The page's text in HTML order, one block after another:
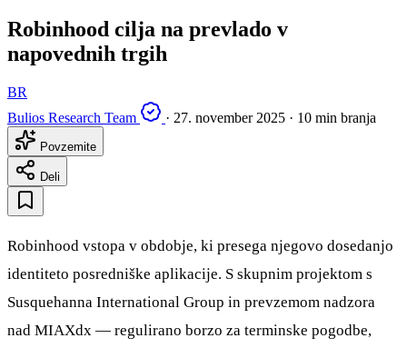
Robinhood cilja na prevlado v
napovednih trgih
BR
Bulios Research Team
· 27. november 2025 · 10 min branja
Povzemite
Deli
Robinhood vstopa v obdobje, ki presega njegovo dosedanjo
identiteto posredniške aplikacije. S skupnim projektom s
Susquehanna International Group in prevzemom nadzora
nad MIAXdx — regulirano borzo za terminske pogodbe,